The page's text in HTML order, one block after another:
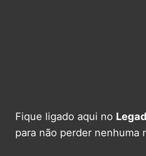
Fique ligado aqui no
para não perder nenhuma